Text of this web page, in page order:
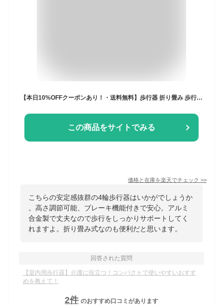
この商品をサイトでみる
価格と在庫を楽天でチェック >>
こちらの安定感抜群の4輪歩行器はいかがでしょうか
。高さ調節可能、ブレーキ機能付きで安心。アルミ
合金製で丈夫なので歩行をしっかりサポートしてく
れますよ。折り畳み式なのも便利だと思います。
回答された質問
【室内用歩行器】介護に役立つ！コンパクトで使いやすいおすす
めを教えて！
2件 のおすすめ口コミがあります